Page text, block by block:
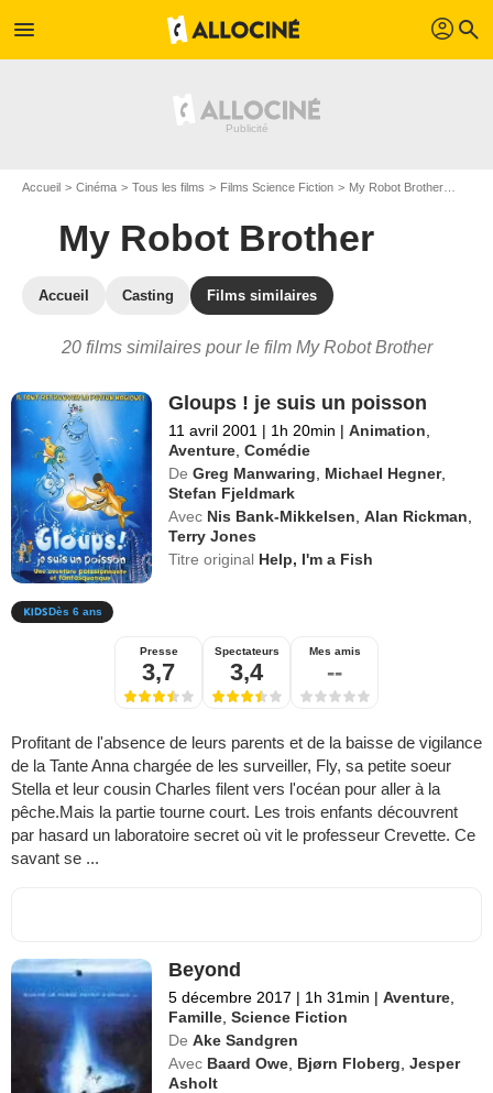
menu profil search
Accueil Cinéma Tous les films Films Science Fiction My Robot Brother
My Robot Brother
Accueil Casting Films similaires
20 films similaires pour le film My Robot Brother
Gloups ! je suis un poisson
11 avril 2001 | 1h 20min | Animation
Aventure ,Comédie
De Greg Manwaring Michael Hegner,
Stefan Fjeldmark
Avec Nis Bank-Mikkelsen ,Alan Rickman
Terry Jones
Titre original Help, I'm a Fish
Dès 6 ans
Presse
3,7
Spectateurs
3,4
Mes amis
--
Profitant de l'absence de leurs parents et de la baisse de vigilance
de la Tante Anna chargée de les surveiller, Fly, sa petite soeur
Stella et leur cousin Charles filent vers l'océan pour aller à la
pêche.Mais la partie tourne court. Les trois enfants découvrent
par hasard un laboratoire secret où vit le professeur Crevette. Ce
savant se ...
Beyond
5 décembre 2017 | 1h 31min | Aventure
Famille ,Science Fiction
De Ake Sandgren
Avec Baard Owe Bjørn Floberg ,Jesper
Asholt